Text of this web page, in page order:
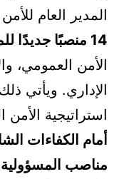
المدير العام
14 منصبًا جديدًا للمسؤولية
الأمن العمومي،
الإداري. ويأتي
استراتيجية الأمن
أمام الكفاءات
مناصب المسؤولية